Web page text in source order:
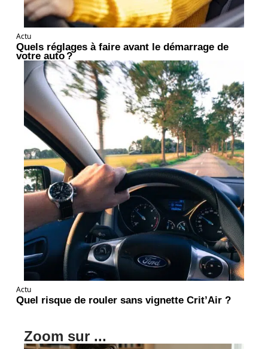
Actu
Quels réglages à faire avant le démarrage de
votre auto ?
Actu
Quel risque de rouler sans vignette Crit’Air ?
Zoom sur ...